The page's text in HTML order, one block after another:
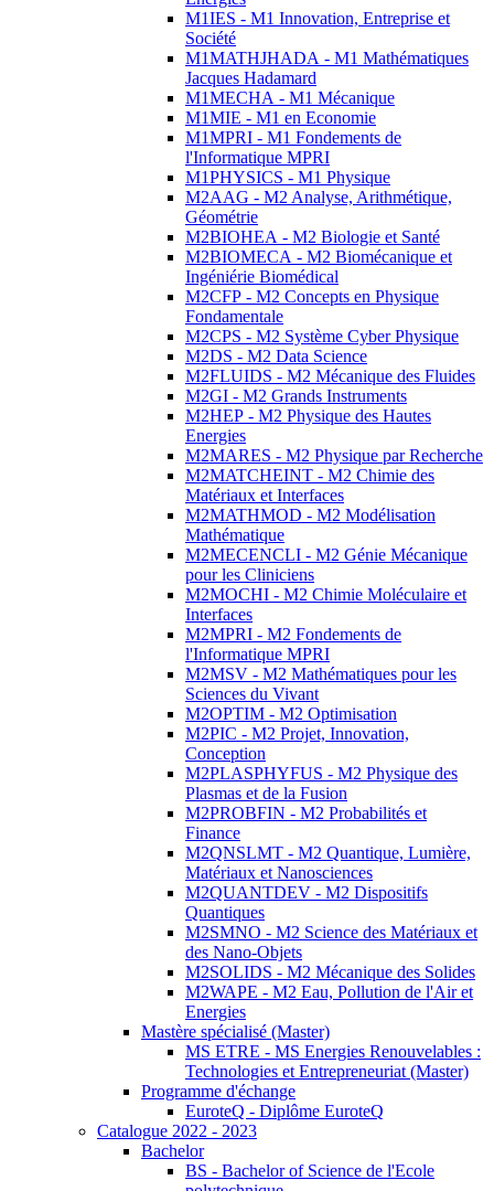
M1IES - M1 Innovation, Entreprise et
Société
M1MATHJHADA - M1 Mathématiques
Jacques Hadamard
M1MECHA - M1 Mécanique
M1MIE - M1 en Economie
M1MPRI - M1 Fondements de
l'Informatique MPRI
M1PHYSICS - M1 Physique
M2AAG - M2 Analyse, Arithmétique,
Géométrie
M2BIOHEA - M2 Biologie et Santé
M2BIOMECA - M2 Biomécanique et
Ingéniérie Biomédical
M2CFP - M2 Concepts en Physique
Fondamentale
M2CPS - M2 Système Cyber Physique
M2DS - M2 Data Science
M2FLUIDS - M2 Mécanique des Fluides
M2GI - M2 Grands Instruments
M2HEP - M2 Physique des Hautes
Energies
M2MARES - M2 Physique par Recherche
M2MATCHEINT - M2 Chimie des
Matériaux et Interfaces
M2MATHMOD - M2 Modélisation
Mathématique
M2MECENCLI - M2 Génie Mécanique
pour les Cliniciens
M2MOCHI - M2 Chimie Moléculaire et
Interfaces
M2MPRI - M2 Fondements de
l'Informatique MPRI
M2MSV - M2 Mathématiques pour les
Sciences du Vivant
M2OPTIM - M2 Optimisation
M2PIC - M2 Projet, Innovation,
Conception
M2PLASPHYFUS - M2 Physique des
Plasmas et de la Fusion
M2PROBFIN - M2 Probabilités et
Finance
M2QNSLMT - M2 Quantique, Lumière,
Matériaux et Nanosciences
M2QUANTDEV - M2 Dispositifs
Quantiques
M2SMNO - M2 Science des Matériaux et
des Nano-Objets
M2SOLIDS - M2 Mécanique des Solides
M2WAPE - M2 Eau, Pollution de l'Air et
Energies
Mastère spécialisé (Master)
MS ETRE - MS Energies Renouvelables :
Technologies et Entrepreneuriat (Master)
Programme d'échange
EuroteQ - Diplôme EuroteQ
Catalogue 2022 - 2023
Bachelor
BS - Bachelor of Science de l'Ecole